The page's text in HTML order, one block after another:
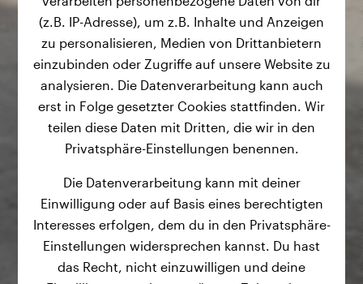
(z.B. IP-Adresse), um z.B. Inhalte und Anzeigen
zu personalisieren, Medien von Drittanbietern
einzubinden oder Zugriffe auf unsere Website zu
analysieren. Die Datenverarbeitung kann auch
erst in Folge gesetzter Cookies stattfinden. Wir
teilen diese Daten mit Dritten, die wir in den
Privatsphäre-Einstellungen benennen.
Die Datenverarbeitung kann mit deiner
Einwilligung oder auf Basis eines berechtigten
Interesses erfolgen, dem du in den Privatsphäre-
Einstellungen widersprechen kannst. Du hast
das Recht, nicht einzuwilligen und deine